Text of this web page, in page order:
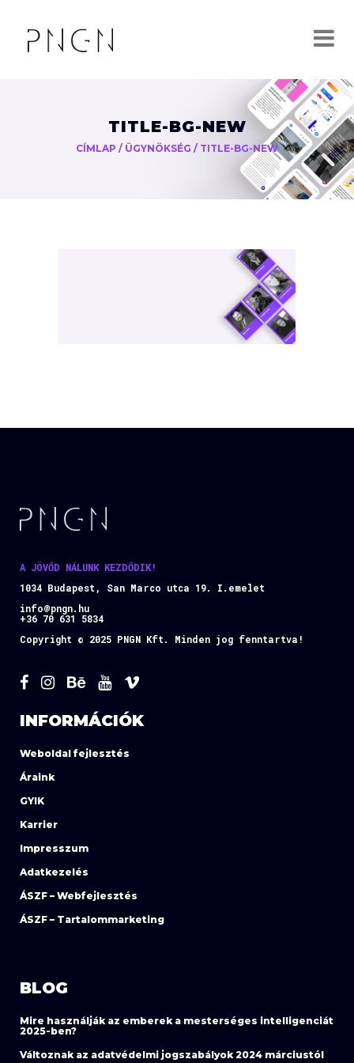
TITLE-BG-NEW
CÍMLAP / ÜGYNÖKSÉG / TITLE-BG-NEW
A JÖVŐD NÁLUNK KEZDŐDIK!
1034 Budapest, San Marco utca 19. I.emelet
info@pngn.hu
+36 70 631 5834
Copyright © 2025 PNGN Kft. Minden jog fenntartva!
INFORMÁCIÓK
Weboldal fejlesztés
Áraink
GYIK
Karrier
Impresszum
Adatkezelés
ÁSZF – Webfejlesztés
ÁSZF – Tartalommarketing
BLOG
Mire használják az emberek a mesterséges intelligenciát
2025-ben?
Változnak az adatvédelmi jogszabályok 2024 márciustól